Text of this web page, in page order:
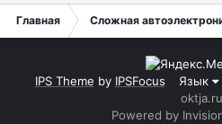
Главная Сложная
IPS Theme by IPSFocus Язык
oktja.ru
Powered by